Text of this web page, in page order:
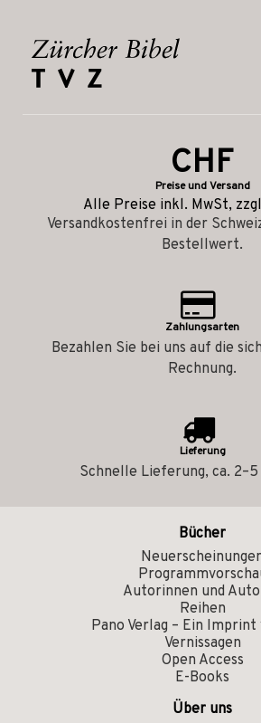
CHF
Preise und Versand
Alle Preise inkl. MwSt,
Versandkostenfrei in der
Bestellwert.
Zahlungsarten
Bezahlen Sie bei uns auf die
Rechnung.
Lieferung
Schnelle Lieferung, ca.
Bücher
Autorinnen und
Reihen
Pano Verlag – Ein Imprint
Vernissagen
Open Access
E-Books
Über uns